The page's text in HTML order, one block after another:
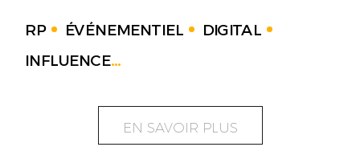
RP ÉVÉNEMENTIEL
DIGITAL
INFLUENCE...
EN SAVOIR PLUS